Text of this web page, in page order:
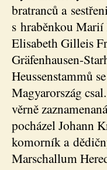
bratranců a
s hraběnkou
Elisabeth Gilleis
Gräfenhausen-
Heussenstammů
Magyarország
věrně
pocházel Johann
komorník a
Marschallum